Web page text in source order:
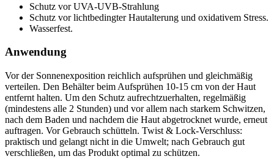
Schutz vor UVA-UVB-Strahlung
Schutz vor lichtbedingter Hautalterung und oxidativem Stress.
Wasserfest.
Anwendung
Vor der Sonnenexposition reichlich aufsprühen und gleichmäßig
verteilen. Den Behälter beim Aufsprühen 10-15 cm von der Haut
entfernt halten. Um den Schutz aufrechtzuerhalten, regelmäßig
(mindestens alle 2 Stunden) und vor allem nach starkem Schwitzen,
nach dem Baden und nachdem die Haut abgetrocknet wurde, erneut
auftragen. Vor Gebrauch schütteln. Twist & Lock-Verschluss:
praktisch und gelangt nicht in die Umwelt; nach Gebrauch gut
verschließen, um das Produkt optimal zu schützen.